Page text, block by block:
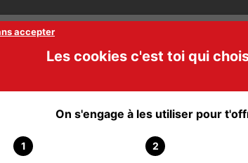
accepter
Les cookies c'est toi qui
On s'engage à les utiliser pour
1 2